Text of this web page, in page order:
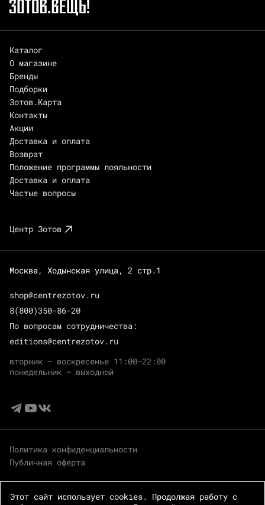
Каталог
О магазине
Бренды
Подборки
Зотов.Карта
Контакты
Акции
Доставка и оплата
Возврат
Положение программы лояльности
Доставка и оплата
Частые вопросы
Центр Зотов
Москва, Ходынская улица, 2 стр.1
shop@centrezotov.ru
8(800)350-86-20
По вопросам сотрудничества:
editions@centrezotov.ru
вторник — воскресенье 11:00–22:00
понедельник — выходной
Политика конфиденциальности
Публичная оферта
Этот сайт использует cookies. Продолжая работу с